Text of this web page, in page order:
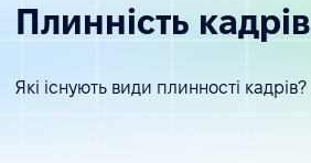
Плинність кадрів
Які існують види плинності кадрів?